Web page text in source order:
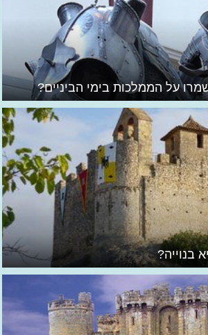
על הממלכות בימי הביניים?
בנוייה?